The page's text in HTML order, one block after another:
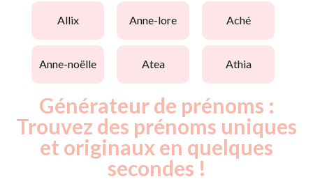
allix anne-lore aché
anne-noëlle atea athia
Générateur de prénoms :
Trouvez des prénoms uniques
et originaux en quelques
secondes !